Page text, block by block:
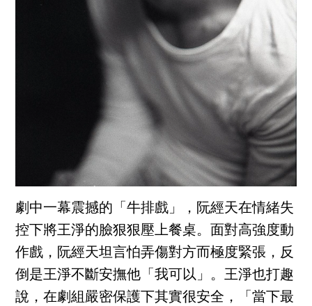
劇中一幕震撼的「牛排戲」，阮經天在情緒失
控下將王淨的臉狠狠壓上餐桌。面對高強度動
作戲，阮經天坦言怕弄傷對方而極度緊張，反
倒是王淨不斷安撫他「我可以」。王淨也打趣
說，在劇組嚴密保護下其實很安全，「當下最